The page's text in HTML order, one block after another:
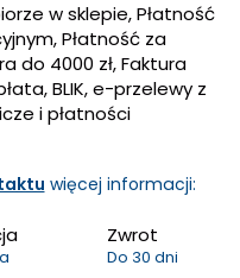
w sklepie, Płatność
Płatność za
do 4000 zł, Faktura
BLIK, e-przelewy z
i płatności
więcej informacji:
Zwrot
Do 30 dni